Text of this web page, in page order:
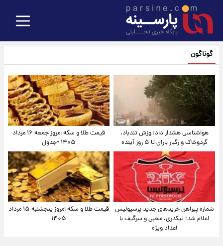
گوناگون
هواشناسی هشدار داد: وزش تندباد،
گردوخاک و رگبار باران تا ۵ روز آینده
قیمت طلا و سکه امروز جمعه ۱۶ مرداد
۱۴۰۵ +جدول
شماره پیراهن خریدهای جدید پرسپولیس
اعلام شد؛ تیکدری، محبی و سرگیف با
اعداد ویژه
قیمت طلا و سکه امروز پنجشنبه ۱۵ مرداد
۱۴۰۵